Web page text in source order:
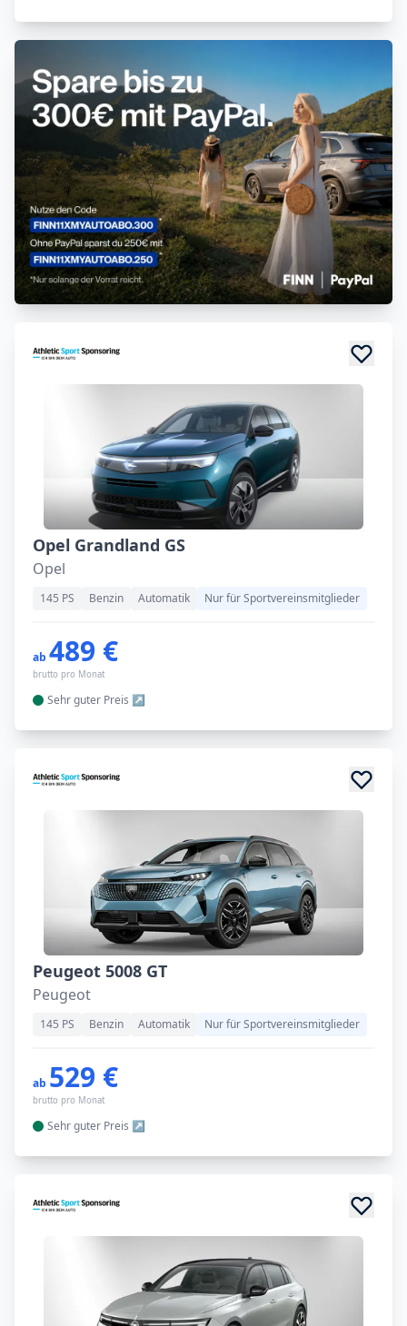
Opel Grandland GS
Opel
145 PS Benzin Automatik Nur für Sportvereinsmitglieder
ab 489 €
brutto pro Monat
Sehr guter Preis
Peugeot 5008 GT
Peugeot
145 PS Benzin Automatik Nur für Sportvereinsmitglieder
ab 529 €
brutto pro Monat
Sehr guter Preis